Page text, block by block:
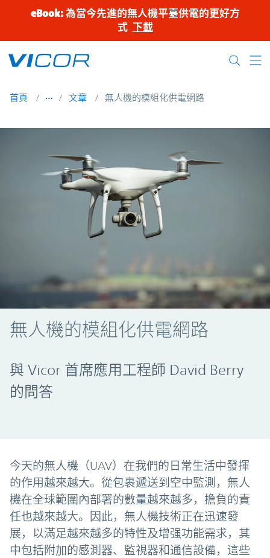
Skip to main content
eBook: 為當今先進的無人機平臺供電的更好方
式 下載
首頁 文章 無人機的模組化供電網路
無人機的模組化供電網路
與 Vicor 首席應用工程師 David Berry
的問答
今天的無人機（UAV）在我們的日常生活中發揮
的作用越來越大。從包裹遞送到空中監測，無人
機在全球範圍內部署的數量越來越多，擔負的責
任也越來越大。因此，無人機技術正在迅速發
展，以滿足越來越多的特性及增强功能需求，其
中包括附加的感測器、監視器和通信設備，這些